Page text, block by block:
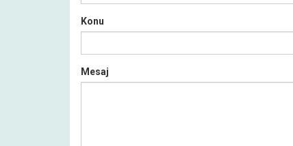
Konu
Mesaj